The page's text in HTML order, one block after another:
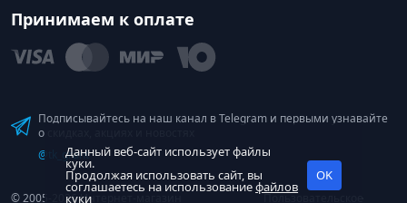
Принимаем к оплате
Подписывайтесь на наш канал в Telegram и первыми узнавайте
о скидках, акциях и новостях
@tk_grant
© 2005-2026 Интернет-магазин Пользовательское
Данный веб-сайт использует файлы
куки.
Продолжая использовать сайт, вы
соглашаетесь на использованиефайлов
куки
OK